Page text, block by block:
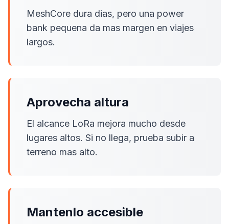
MeshCore dura dias, pero una power
bank pequena da mas margen en viajes
largos.
Aprovecha altura
El alcance LoRa mejora mucho desde
lugares altos. Si no llega, prueba subir a
terreno mas alto.
Mantenlo accesible